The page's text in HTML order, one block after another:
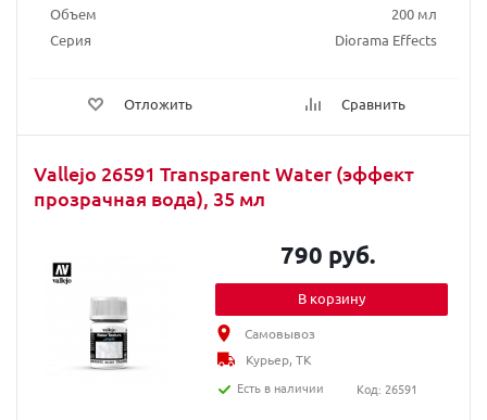
Объем
200 мл
Серия
Diorama Effects
Отложить Сравнить
Vallejo 26591 Transparent Water (эффект
прозрачная вода), 35 мл
790 руб.
В корзину
Самовывоз
Курьер, ТК
Есть в наличии
Код: 26591